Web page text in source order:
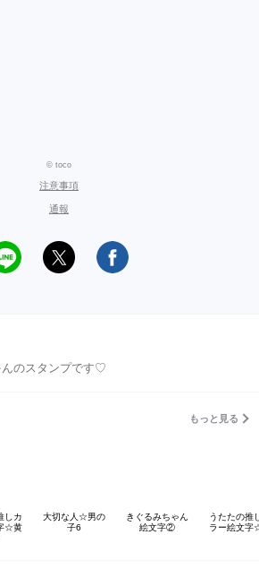
© toco
注意事項
通報
のスタンプです♡
もっと見る
しカ
☆黄
大切な人☆男の
子6
きぐるみちゃん
絵文字②
うたたの推
ラー絵文字